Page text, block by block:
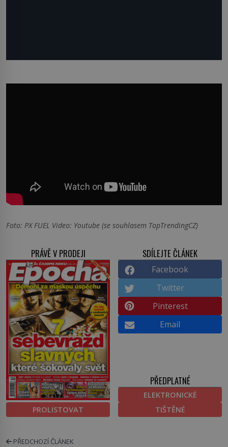
Foto: PX FUEL Video: Youtube (se souhlasem TopTrendingCZ)
PRÁVĚ V PRODEJI
PROLISTOVAT
SDÍLEJTE ČLÁNEK
Facebook
Twitter
Pinterest
Email
PŘEDPLATNÉ
ELEKTRONICKÉ
TIŠTĚNÉ
PŘEDCHOZÍ ČLÁNEK